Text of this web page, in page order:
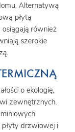
Alternatywą
płytą
również
szerokie
o ekologię,
zewnętrznych.
drzwiowej i